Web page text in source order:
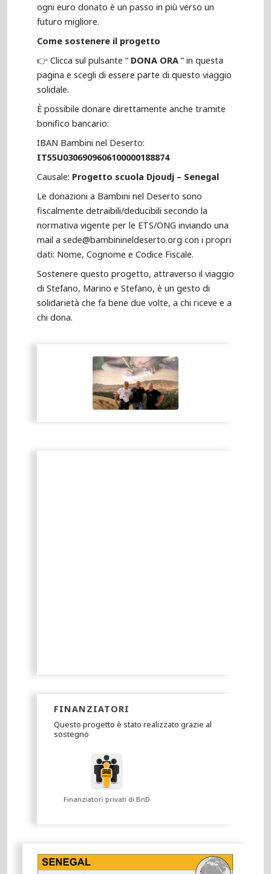
ogni euro donato è un passo in più verso un
futuro migliore.
Come sostenere il progetto
👉 Clicca sul pulsante “ DONA ORA ” in questa
pagina e scegli di essere parte di questo viaggio
solidale.
È possibile donare direttamente anche tramite
bonifico bancario:
IBAN Bambini nel Deserto:
IT55U0306909606100000188874
Causale: Progetto scuola Djoudj – Senegal
Le donazioni a Bambini nel Deserto sono
fiscalmente detraibili/deducibili secondo la
normativa vigente per le ETS/ONG inviando una
mail a sede@bambinineldeserto.org con i propri
dati: Nome, Cognome e Codice Fiscale.
Sostenere questo progetto, attraverso il viaggio
di Stefano, Marino e Stefano, è un gesto di
solidarietà che fa bene due volte, a chi riceve e a
chi dona.
FINANZIATORI
Questo progetto è stato realizzato grazie al
sostegno
Finanziatori privati di BnD